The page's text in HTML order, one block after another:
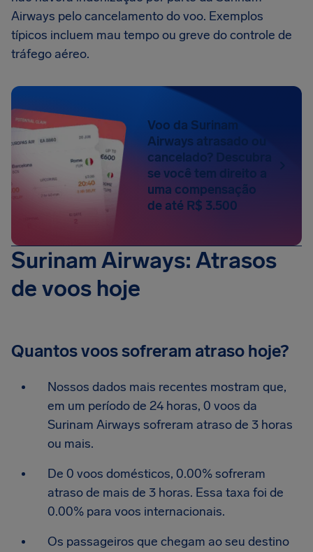
Airways pelo cancelamento do voo. Exemplos
típicos incluem mau tempo ou greve do controle de
tráfego aéreo.
Voo da Surinam
Airways atrasado ou
cancelado? Descubra
se você tem direito a
uma compensação
de até R$ 3.500
Surinam Airways: Atrasos
de voos hoje
Quantos voos sofreram atraso hoje?
Nossos dados mais recentes mostram que,
em um período de 24 horas, 0 voos da
Surinam Airways sofreram atraso de 3 horas
ou mais.
De 0 voos domésticos, 0.00% sofreram
atraso de mais de 3 horas. Essa taxa foi de
0.00% para voos internacionais.
Os passageiros que chegam ao seu destino